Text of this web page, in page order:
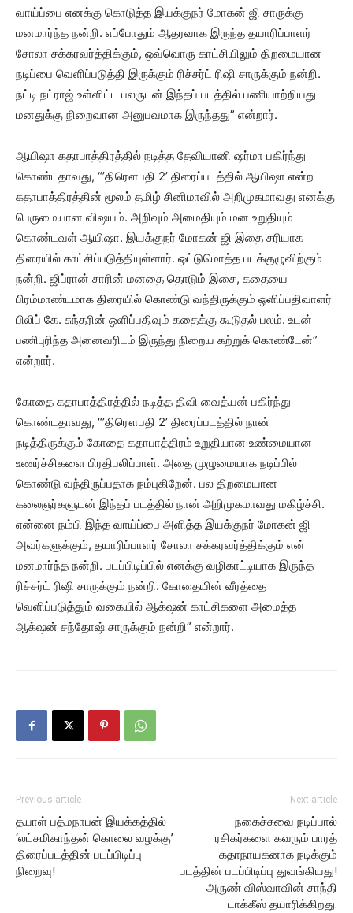
வாய்ப்பை எனக்கு கொடுத்த இயக்குநர் மோகன் ஜி சாருக்கு
மனமார்ந்த நன்றி. எப்போதும் ஆதரவாக இருந்த தயாரிப்பாளர்
சோலா சக்கரவர்த்திக்கும், ஒவ்வொரு காட்சியிலும் திறமையான
நடிப்பை வெளிப்படுத்தி இருக்கும் ரிச்சர்ட் ரிஷி சாருக்கும் நன்றி.
நட்டி நட்ராஜ் உள்ளிட்ட பலருடன் இந்தப் படத்தில் பணியாற்றியது
மனதுக்கு நிறைவான அனுபவமாக இருந்தது” என்றார்.
ஆயிஷா கதாபாத்திரத்தில் நடித்த தேவியானி ஷர்மா பகிர்ந்து
கொண்டதாவது, “’திரௌபதி 2’ திரைப்படத்தில் ஆயிஷா என்ற
கதாபாத்திரத்தின் மூலம் தமிழ் சினிமாவில் அறிமுகமாவது எனக்கு
பெருமையான விஷயம். அறிவும் அமைதியும் மன உறுதியும்
கொண்டவள் ஆயிஷா. இயக்குநர் மோகன் ஜி இதை சரியாக
திரையில் காட்சிப்படுத்தியுள்ளார். ஒட்டுமொத்த படக்குழுவிற்கும்
நன்றி. ஜிப்ரான் சாரின் மனதை தொடும் இசை, கதையை
பிரம்மாண்டமாக திரையில் கொண்டு வந்திருக்கும் ஒளிப்பதிவாளர்
பிலிப் கே. சுந்தரின் ஒளிப்பதிவும் கதைக்கு கூடுதல் பலம். உடன்
பணிபுரிந்த அனைவரிடம் இருந்து நிறைய கற்றுக் கொண்டேன்”
என்றார்.
கோதை கதாபாத்திரத்தில் நடித்த திவி வைத்யன் பகிர்ந்து
கொண்டதாவது, “’திரௌபதி 2’ திரைப்படத்தில் நான்
நடித்திருக்கும் கோதை கதாபாத்திரம் உறுதியான உண்மையான
உணர்ச்சிகளை பிரதிபலிப்பாள். அதை முழுமையாக நடிப்பில்
கொண்டு வந்திருப்பதாக நம்புகிறேன். பல திறமையான
கலைஞர்களுடன் இந்தப் படத்தில் நான் அறிமுகமாவது மகிழ்ச்சி.
என்னை நம்பி இந்த வாய்ப்பை அளித்த இயக்குநர் மோகன் ஜி
அவர்களுக்கும், தயாரிப்பாளர் சோலா சக்கரவர்த்திக்கும் என்
மனமார்ந்த நன்றி. படப்பிடிப்பில் எனக்கு வழிகாட்டியாக இருந்த
ரிச்சர்ட் ரிஷி சாருக்கும் நன்றி. கோதையின் வீரத்தை
வெளிப்படுத்தும் வகையில் ஆக்‌ஷன் காட்சிகளை அமைத்த
ஆக்‌ஷன் சந்தோஷ் சாருக்கும் நன்றி” என்றார்.
Previous article
தயாள் பத்மநாபன் இயக்கத்தில்
‘லட்சுமிகாந்தன் கொலை வழக்கு’
திரைப்படத்தின் படப்பிடிப்பு
நிறைவு!
Next article
நகைச்சுவை நடிப்பால்
ரசிகர்களை கவரும் பாரத்
கதாநாயகனாக நடிக்கும்
படத்தின் படப்பிடிப்பு துவங்கியது!
அருண் விஸ்வாவின் சாந்தி
டாக்கீஸ் தயாரிக்கிறது.